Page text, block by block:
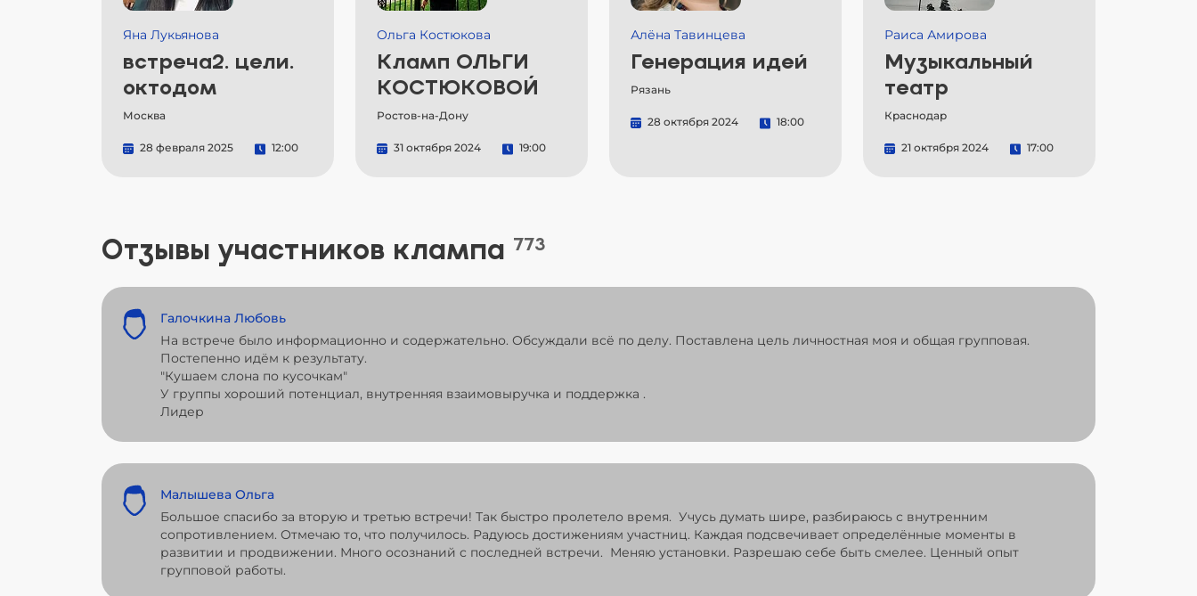
Яна Лукьянова
встреча2. цели.
октодом
Москва
28 февраля 2025 12:00
Ольга Костюкова
Кламп ОЛЬГИ
КОСТЮКОВОЙ
Ростов-на-Дону
31 октября 2024 19:00
Алёна Тавинцева
Генерация идей
Рязань
28 октября 2024 18:00
Раиса Амирова
Музыкальный
театр
Краснодар
21 октября 2024 17:00
Отзывы участников клампа 773
Галочкина Любовь
На встрече было информационно и содержательно. Обсуждали всё по делу. Поставлена цель личностная моя и общая групповая.
Постепенно идём к результату.
"Кушаем слона по кусочкам"
У группы хороший потенциал, внутренняя взаимовыручка и поддержка .
Лидер
Малышева Ольга
Большое спасибо за вторую и третью встречи! Так быстро пролетело время. Учусь думать шире, разбираюсь с внутренним
сопротивлением. Отмечаю то, что получилось. Радуюсь достижениям участниц. Каждая подсвечивает определённые моменты в
развитии и продвижении. Много осознаний с последней встречи. Меняю установки. Разрешаю себе быть смелее. Ценный опыт
групповой работы.